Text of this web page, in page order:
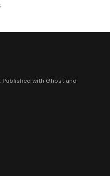
Published with Ghost and